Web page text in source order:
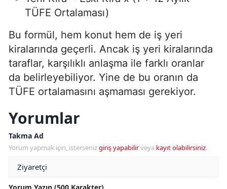
TÜFE Ortalaması)
Bu formül, hem konut hem de iş yeri
kiralarında geçerli. Ancak iş yeri kiralarında
taraflar, karşılıklı anlaşma ile farklı oranlar
da belirleyebiliyor. Yine de bu oranın da
TÜFE ortalamasını aşmaması gerekiyor.
Yorumlar
Takma Ad
Yorum yapmak için, istersenizgiriş yapabilirveya kayıt olabilirsiniz.
Yorum Yazın (500 Karakter)